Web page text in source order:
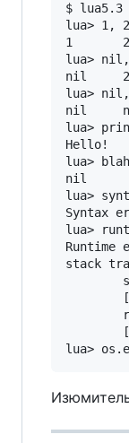
$
lua> 1, 2
1       2
lua>
nil     2
lua>
nil
lua>
Hello!
lua> blah
nil
lua>
Syntax
lua>
stack